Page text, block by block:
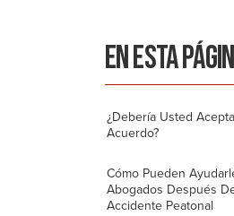
r
EN ESTA
¿Debería Usted
Acuerdo?
Cómo Pueden
Abogados Después
Accidente Peatonal